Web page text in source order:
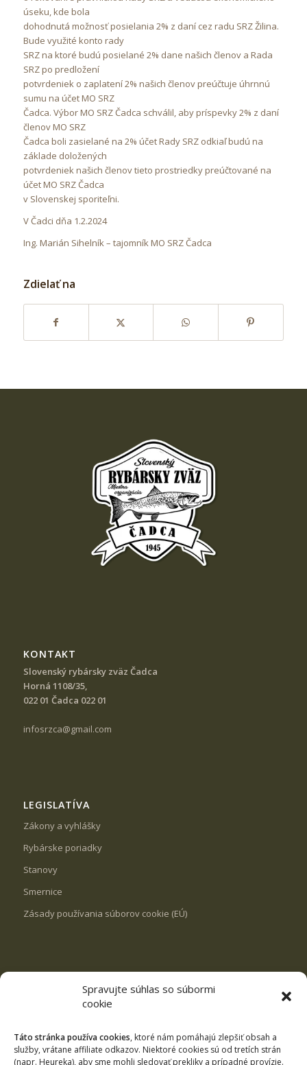
Spravujte súhlas so súbormi
cookie
Táto stránka používa cookies, ktoré nám pomáhajú zlepšiť obsah a
služby, vrátane affiliate odkazov. Niektoré cookies sú od tretích strán
(napr. Heureka), aby sme mohli sledovať prekliky a prípadné provízie.
úseku, kde bola
dohodnutá možnosť posielania 2% z daní cez radu SRZ Žilina.
Bude využité konto rady
SRZ na ktoré budú posielané 2% dane našich členov a Rada
SRZ po predložení
potvrdeniek o zaplatení 2% našich členov preúčtuje úhrnnú
sumu na účet MO SRZ
Čadca. Výbor MO SRZ Čadca schválil, aby príspevky 2% z daní
členov MO SRZ
Čadca boli zasielané na 2% účet Rady SRZ odkiaľ budú na
základe doložených
potvrdeniek našich členov tieto prostriedky preúčtované na
účet MO SRZ Čadca
v Slovenskej sporiteľni.
V Čadci dňa 1.2.2024
Ing. Marián Sihelník – tajomník MO SRZ Čadca
Zdielať na
KONTAKT
Slovenský rybársky zväz Čadca
Horná 1108/35,
022 01 Čadca 022 01
infosrzca@gmail.com
LEGISLATÍVA
Zákony a vyhlášky
Rybárske poriadky
Stanovy
Smernice
Zásady používania súborov cookie (EÚ)
Rybník Svrčinovec
Rybník Čierne